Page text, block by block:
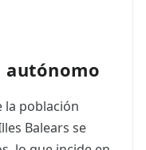
autónomo
la población
Balears se